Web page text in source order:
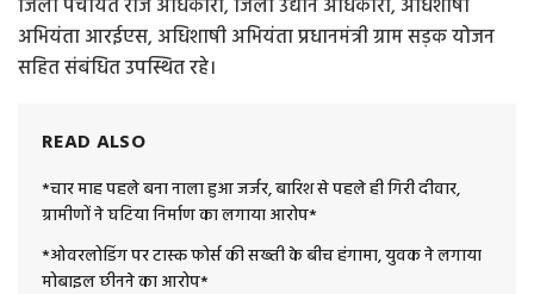
जिला पंचायत राज अधिकारी, जिला उद्यान अधिकारी, अधिशाषी
अभियंता आरईएस, अधिशाषी अभियंता प्रधानमंत्री ग्राम सड़क योजन
सहित संबंधित उपस्थित रहे।
READ ALSO
*चार माह पहले बना नाला हुआ जर्जर, बारिश से पहले ही गिरी दीवार,
ग्रामीणों ने घटिया निर्माण का लगाया आरोप*
*ओवरलोडिंग पर टास्क फोर्स की सख्ती के बीच हंगामा, युवक ने लगाया
मोबाइल छीनने का आरोप*